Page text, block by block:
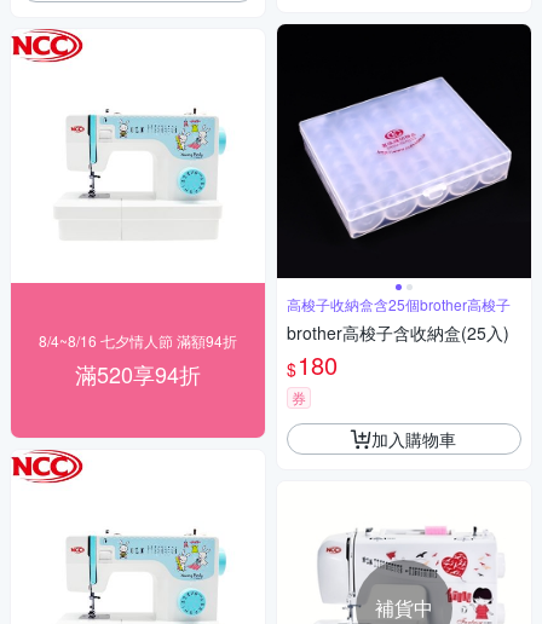
8/4~8/16 七夕情人節 滿額94折
滿520享94折
高梭子收納盒含25個brother高梭子
brother高梭子含收納盒(25入)
$180
券
加入購物車
補貨中